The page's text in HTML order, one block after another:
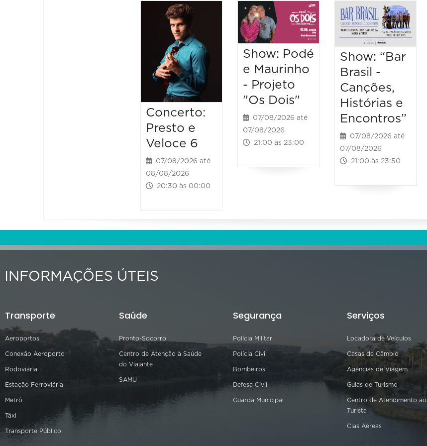
Concerto:
Presto e
Veloce 6
07/08/2026 até
08/08/2026
20:30 às 00:00
Show: Podé
e Maurinho
- Projeto
"Os Dois"
07/08/2026 até
07/08/2026
21:00 às 23:00
Show: “Bar
Brasil -
Canções,
Histórias e
Encontros”
07/08/2026 até
07/08/2026
21:00 às 23:50
INFORMAÇÕES ÚTEIS
Transporte
Aeroportos
Conexão Aeroporto
Rodoviária
Estação Ferroviária
Metrô
Táxi
Transporte Público
Saúde
Pronto-Socorro
Centro de Atenção à Saúde
do Viajante
SAMU
Segurança
Polícia Militar
Polícia Civil
Bombeiros
Defesa Civil
Guarda Municipal
Serviços
Locadora de Veículos
Casas de Câmbio
Agências de Viagem
Guias de Turismo
Centro de Atendimento ao
Turista
Cias Aéreas